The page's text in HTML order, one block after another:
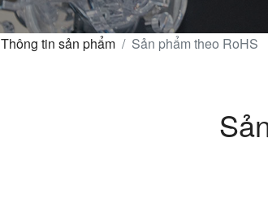
Thông tin sản phẩm Sản phẩm theo RoHS